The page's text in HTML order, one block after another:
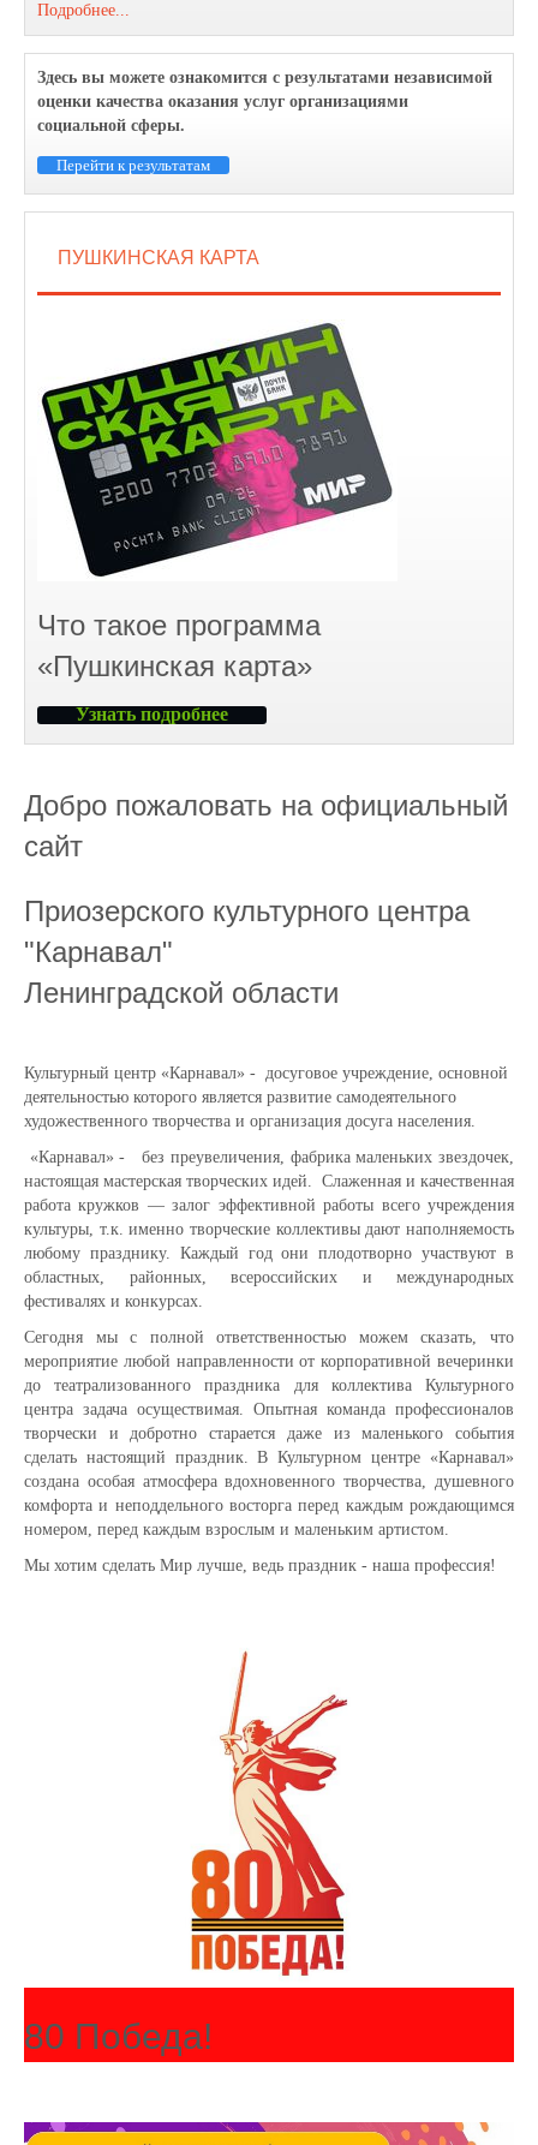
Подробнее...
Здесь вы можете ознакомится с результатами независимой
оценки качества оказания услуг организациями
социальной сферы.
Перейти к результатам
ПУШКИНСКАЯ КАРТА
Что такое программа
«Пушкинская карта»
Узнать подробнее
Добро пожаловать на официальный
сайт
Приозерского культурного центра
"Карнавал"
Ленинградской области
Культурный центр «Карнавал» - досуговое учреждение, основной
деятельностью которого является развитие самодеятельного
художественного творчества и организация досуга населения.
«Карнавал» - без преувеличения, фабрика маленьких звездочек,
настоящая мастерская творческих идей. Слаженная и качественная
работа кружков — залог эффективной работы всего учреждения
культуры, т.к. именно творческие коллективы дают наполняемость
любому празднику. Каждый год они плодотворно участвуют в
областных, районных, всероссийских и международных
фестивалях и конкурсах.
Сегодня мы с полной ответственностью можем сказать, что
мероприятие любой направленности от корпоративной вечеринки
до театрализованного праздника для коллектива Культурного
центра задача осуществимая. Опытная команда профессионалов
творчески и добротно старается даже из маленького события
сделать настоящий праздник. В Культурном центре «Карнавал»
создана особая атмосфера вдохновенного творчества, душевного
комфорта и неподдельного восторга перед каждым рождающимся
номером, перед каждым взрослым и маленьким артистом.
Мы хотим сделать Мир лучше, ведь праздник - наша профессия!
80 Победа!